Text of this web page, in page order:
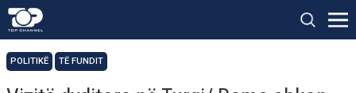
POLITIKË TË FUNDIT